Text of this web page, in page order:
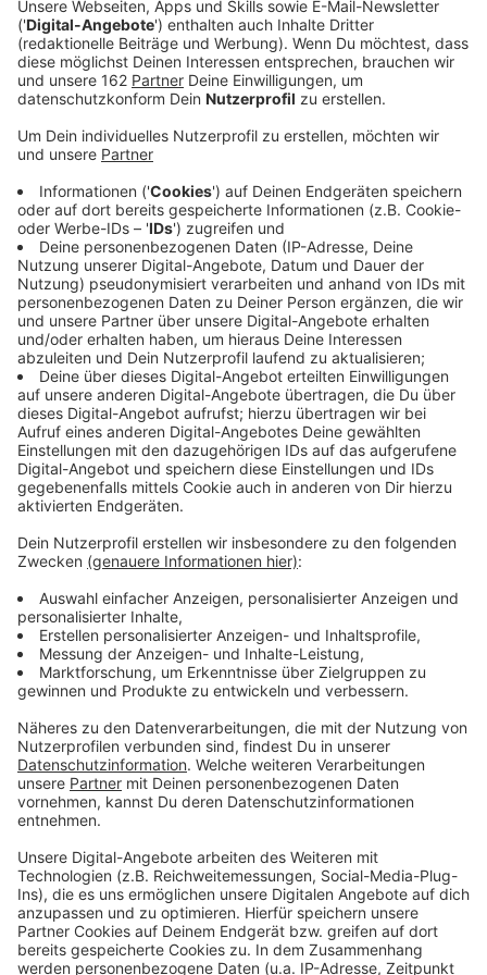
"Vielleicht Irgendwann" heißt seine neue Platte und
auf der schlägt er so einige Töne an. Von glücklich, zu
Melancholie. "Vielleicht Irgendwann" hat echt so
Die Hälfte des Albums ist vor dem ersten Lockdown
entstanden. "Weit Weg" ist aber im Lockdown.
endstanden. "In dem Song geht es darum, auch mal die
Augen zu schließen, sich fallen zu lassen und aus dem
Stress raus zu ziehen und mal über Dinge nachdenken
zu können.", sagt Wincent Weiss im Interview mit uns.
Zum träumen lädt der Song definitiv ein.
Anzeige
Zustimmung, um den YouTube
Wir verwenden einen Service eines
Drittanbieters, um Videoinhalte
einzubetten. Dieser Service kann
Daten zu Ihren Aktivitäten
sammeln. Bitte lesen Sie die
Details durch und stimmen Sie der
Nutzung des Service zu, um dieses
Video anzusehen.
Akzeptieren
powered byUsercentrics Consent
Management Platform
Wincent Weiss - Weit Weg (Official Lyric Video)
Anzeige